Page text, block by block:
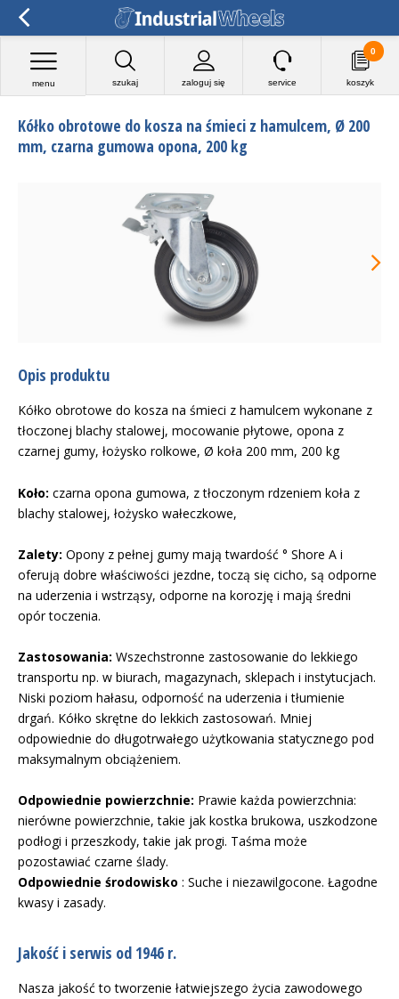
szukaj zaloguj się
menu service koszyk
0
Kółko obrotowe do kosza na śmieci z hamulcem, Ø 200
mm, czarna gumowa opona, 200 kg
Opis produktu
Kółko obrotowe do kosza na śmieci z hamulcem wykonane z
tłoczonej blachy stalowej, mocowanie płytowe, opona z
czarnej gumy, łożysko rolkowe, Ø koła 200 mm, 200 kg
Koło: czarna opona gumowa, z tłoczonym rdzeniem koła z
blachy stalowej, łożysko wałeczkowe,
Zalety: Opony z pełnej gumy mają twardość ° Shore A i
oferują dobre właściwości jezdne, toczą się cicho, są odporne
na uderzenia i wstrząsy, odporne na korozję i mają średni
opór toczenia.
Zastosowania: Wszechstronne zastosowanie do lekkiego
transportu np. w biurach, magazynach, sklepach i instytucjach.
Niski poziom hałasu, odporność na uderzenia i tłumienie
drgań. Kółko skrętne do lekkich zastosowań. Mniej
odpowiednie do długotrwałego użytkowania statycznego pod
maksymalnym obciążeniem.
Odpowiednie powierzchnie: Prawie każda powierzchnia:
nierówne powierzchnie, takie jak kostka brukowa, uszkodzone
podłogi i przeszkody, takie jak progi. Taśma może
pozostawiać czarne ślady.
Odpowiednie środowisko : Suche i niezawilgocone. Łagodne
kwasy i zasady.
Jakość i serwis od 1946 r.
Nasza jakość to tworzenie łatwiejszego życia zawodowego